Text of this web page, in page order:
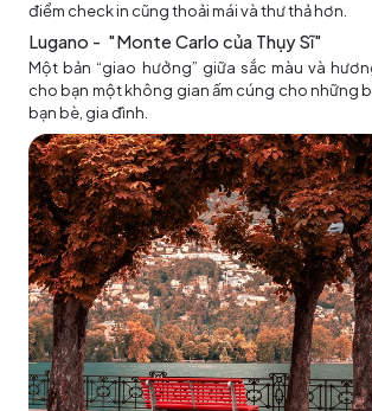
điểm check in cũng thoải mái và thư thả hơn.
Lugano - "Monte Carlo của Thụy Sĩ"
Một bản “giao hưởng” giữa sắc màu và
cho bạn một không gian ấm cúng cho những
bạn bè, gia đình.